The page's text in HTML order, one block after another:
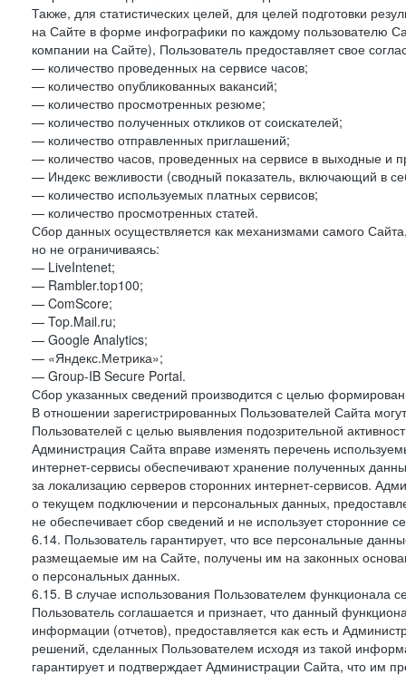
Также, для статистических целей, для целей подготовки
на Сайте в форме инфографики по каждому пользователю
компании на Сайте), Пользователь предоставляет свое
— количество проведенных на сервисе часов;
— количество опубликованных вакансий;
— количество просмотренных резюме;
— количество полученных откликов от соискателей;
— количество отправленных приглашений;
— количество часов, проведенных на сервисе в выходные и
— Индекс вежливости (сводный показатель, включающий в
— количество используемых платных сервисов;
— количество просмотренных статей.
Сбор данных осуществляется как механизмами самого
но не ограничиваясь:
— LiveIntenet;
— Rambler.top100;
— ComScore;
— Top.Mail.ru;
— Google Analytics;
— «Яндекс.Метрика»;
— Group-IB Secure Portal.
Сбор указанных сведений производится с целью
В отношении зарегистрированных Пользователей Сайта
Пользователей с целью выявления подозрительной
Администрация Сайта вправе изменять перечень
интернет-сервисы обеспечивают хранение полученных
за локализацию серверов сторонних интернет-сервисов.
о текущем подключении и персональных данных,
не обеспечивает сбор сведений и не использует
6.14. Пользователь гарантирует, что все персональные
размещаемые им на Сайте, получены им на законных
о персональных данных.
6.15. В случае использования Пользователем функционала
Пользователь соглашается и признает, что данный
информации (отчетов), предоставляется как есть и
решений, сделанных Пользователем исходя из такой
гарантирует и подтверждает Администрации Сайта, что им